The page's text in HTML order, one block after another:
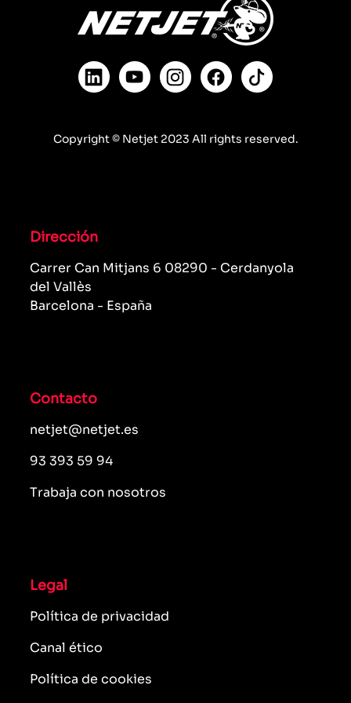
Copyright © Netjet 2023 All rights reserved.
Dirección
Carrer Can Mitjans 6 08290 - Cerdanyola
del Vallès
Barcelona - España
Contacto
netjet@netjet.es
93 393 59 94
Trabaja con nosotros
Legal
Política de privacidad
Canal ético
Política de cookies